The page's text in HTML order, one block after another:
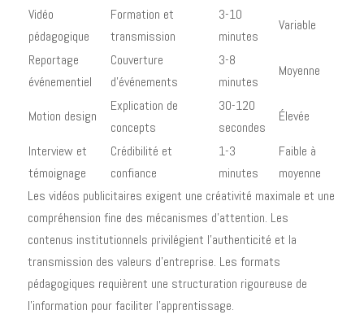
Vidéo
pédagogique
Formation et
transmission
3-10
minutes
Variable
Reportage
événementiel
Couverture
d'événements
3-8
minutes
Moyenne
Motion design
Explication de
concepts
30-120
secondes
Élevée
Interview et
témoignage
Crédibilité et
confiance
1-3
minutes
Faible à
moyenne
Les vidéos publicitaires exigent une créativité maximale et une
compréhension fine des mécanismes d'attention. Les
contenus institutionnels privilégient l'authenticité et la
transmission des valeurs d'entreprise. Les formats
pédagogiques requièrent une structuration rigoureuse de
l'information pour faciliter l'apprentissage.